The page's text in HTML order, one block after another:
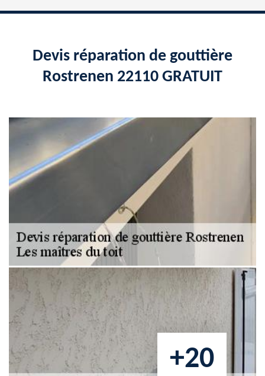
Devis réparation de gouttière
Rostrenen 22110 GRATUIT
+20